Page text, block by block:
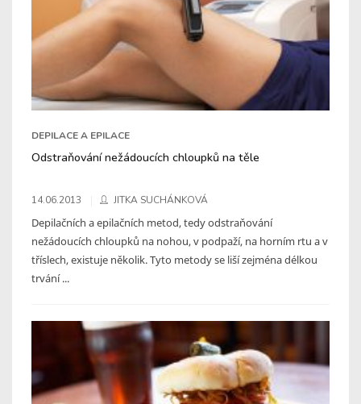
DEPILACE A EPILACE
Odstraňování nežádoucích chloupků na těle
14.06.2013 JITKA SUCHÁNKOVÁ
Depilačních a epilačních metod, tedy odstraňování
nežádoucích chloupků na nohou, v podpaží, na horním rtu a v
tříslech, existuje několik. Tyto metody se liší zejména délkou
trvání ...